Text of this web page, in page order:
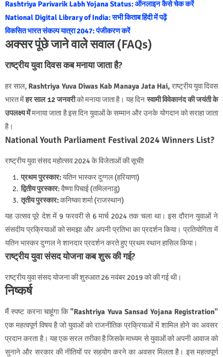
Rashtriya Parivarik Labh Yojana Status: ऑनलाइन कैसे चेक करें
National Digital Library of India: सभी किताब हिंदी में पढ़ें
विकसित भारत संकल्प यात्रा 2047: पंजीकरण करें
अक्सर पूंछे जाने वाले सवाल (FAQs)
राष्ट्रीय युवा दिवस कब मनाया जाता है?
हर साल, Rashtriya Yuva Diwas Kab Manaya Jata Hai,राष्ट्रीय युवा दिवस
भारत मेंहर साल 12 जनवरीको मनाया जाता है। यह दिनस्वामी विवेकानंद की जयंती के
उपलक्ष्य मेंमनाया जाता है इस दिन युवाओं के सम्मान और उनके योगदान को सराहा जाता
है।
National Youth Parliament Festival 2024 Winners List?
राष्ट्रीय युवा संसद महोत्सव 2024 के विजेताओं की सूची!
प्रथम पुरस्कार:यतिन भास्कर दुग्गल (हरियाणा)
द्वितीय पुरस्कार: वैष्णा पिचाई (तमिलनाडु)
तृतीय पुरस्कार:कनिष्का शर्मा (राजस्थान)
यह उत्सव पूरे देश में 9 फरवरी से 6 मार्च 2024 तक चला था। इस दौरान युवाओं ने
संसदीय प्रक्रियाओं को समझा और अपनी प्रतिभा का प्रदर्शन किया। प्रतियोगिता में
यतिन भास्कर दुग्गल ने शानदार प्रदर्शन करते हुए प्रथम स्थान हासिल किया।
राष्ट्रीय युवा संसद योजना कब शुरू की गई?
राष्ट्रीय युवा संसद योजना की शुरुआत 26 नवंबर 2019 को की गई थी।
निष्कर्ष
मैं स्पष्ट करना चाहूंगा कि"Rashtriya Yuva Sansad Yojana Registration"
एक महत्वपूर्ण विषय है जो युवाओं को राजनीतिक प्रक्रियाओं में शामिल होने का अवसर
प्रदान करता है। यह एक सरल तरीका है जिसके माध्यम से युवाओं को अपनी आवाज को
सुनाने और सरकार की नीतियों पर सहयोग करने का अवसर मिलता है। इस महत्वपूर्ण